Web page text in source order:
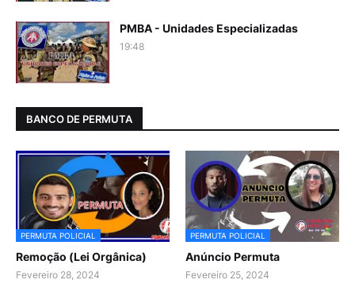
PMBA - Unidades Especializadas
19:48
BANCO DE PERMUTA
PERMUTA POLICIAL
Remoção (Lei Orgânica)
Fevereiro 28, 2024
PERMUTA POLICIAL
Anúncio Permuta
Fevereiro 25, 2024